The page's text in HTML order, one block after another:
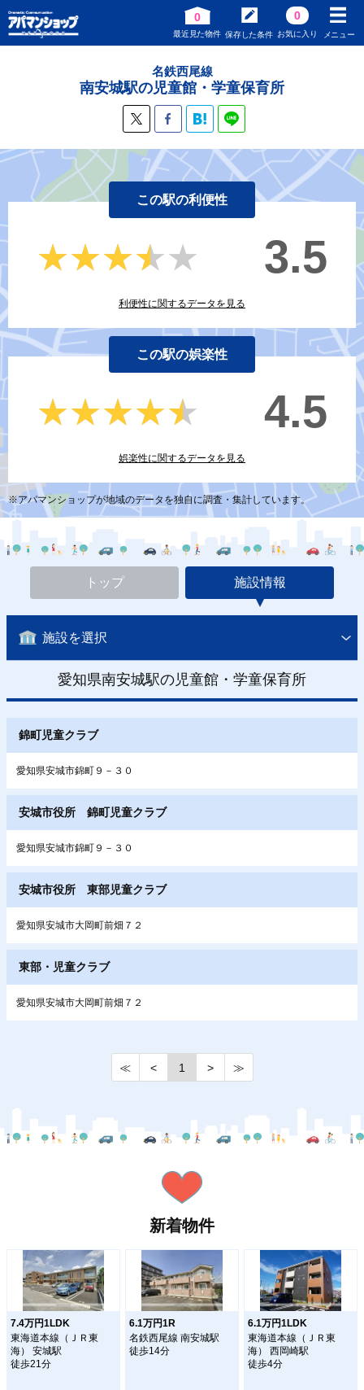
0
最近見た物件 保存した条件
0
お気に入り メニュー
名鉄西尾線
南安城駅の児童館・学童保育所
この駅の利便性
★★★★★
★★★★★ 3.5
利便性に関するデータを見る
この駅の娯楽性
★★★★★
★★★★★ 4.5
娯楽性に関するデータを見る
※アパマンショップが地域のデータを独自に調査・集計しています。
トップ 施設情報
施設を選択
愛知県南安城駅の児童館・学童保育所
錦町児童クラブ
愛知県安城市錦町９－３０
安城市役所 錦町児童クラブ
愛知県安城市錦町９－３０
安城市役所 東部児童クラブ
愛知県安城市大岡町前畑７２
東部・児童クラブ
愛知県安城市大岡町前畑７２
≪ < 1 > ≫
新着物件
7.4万円1LDK
東海道本線（ＪＲ東
海） 安城駅
徒歩21分
6.1万円1R
名鉄西尾線 南安城駅
徒歩14分
6.1万円1LDK
東海道本線（ＪＲ東
海） 西岡崎駅
徒歩4分